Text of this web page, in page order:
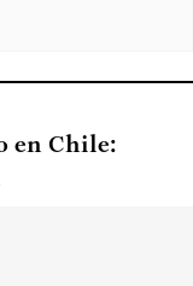
en Chile: